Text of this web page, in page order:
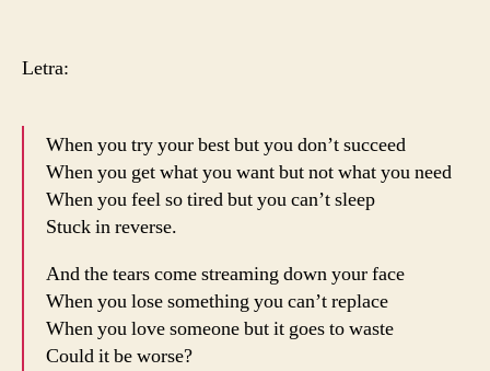
Letra:
When you try your best but you don’t succeed
When you get what you want but not what you need
When you feel so tired but you can’t sleep
Stuck in reverse.
And the tears come streaming down your face
When you lose something you can’t replace
When you love someone but it goes to waste
Could it be worse?